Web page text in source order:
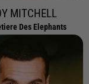
MITCHELL
Des Elephants